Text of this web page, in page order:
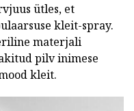
ütles, et
kleit-spray.
materjali
pilv inimese
kleit.